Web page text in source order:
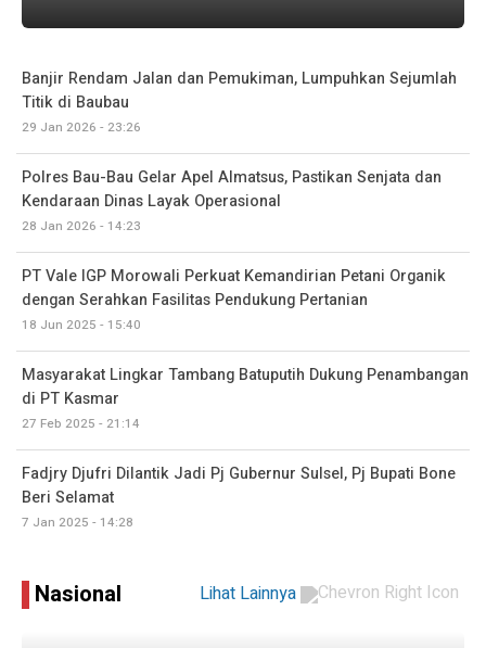
Banjir Rendam Jalan dan Pemukiman, Lumpuhkan Sejumlah
Titik di Baubau
29 Jan 2026 - 23:26
Polres Bau-Bau Gelar Apel Almatsus, Pastikan Senjata dan
Kendaraan Dinas Layak Operasional
28 Jan 2026 - 14:23
PT Vale IGP Morowali Perkuat Kemandirian Petani Organik
dengan Serahkan Fasilitas Pendukung Pertanian
18 Jun 2025 - 15:40
Masyarakat Lingkar Tambang Batuputih Dukung Penambangan
di PT Kasmar
27 Feb 2025 - 21:14
Fadjry Djufri Dilantik Jadi Pj Gubernur Sulsel, Pj Bupati Bone
Beri Selamat
7 Jan 2025 - 14:28
Nasional Lihat Lainnya